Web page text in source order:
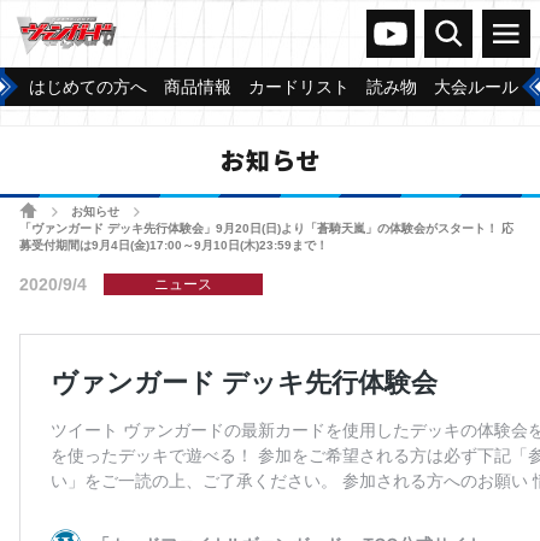
ヴァンガードch
検索 メニュー
はじめての方へ 商品情報 カードリスト 読み物 大会ルール
お知らせ
ホームお知らせ
「ヴァンガード デッキ先行体験会」9月20日(日)より「蒼騎天嵐」の体験会がスタート！ 応
募受付期間は9月4日(金)17:00～9月10日(木)23:59まで！
2020/9/4 ニュース